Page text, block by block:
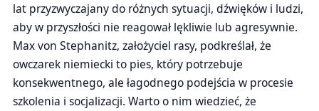
lat przyzwyczajany do różnych sytuacji, dźwięków i ludzi,
aby w przyszłości nie reagował lękliwie lub agresywnie.
Max von Stephanitz, założyciel rasy, podkreślał, że
owczarek niemiecki to pies, który potrzebuje
konsekwentnego, ale łagodnego podejścia w procesie
szkolenia i socjalizacji. Warto o nim wiedzieć, że